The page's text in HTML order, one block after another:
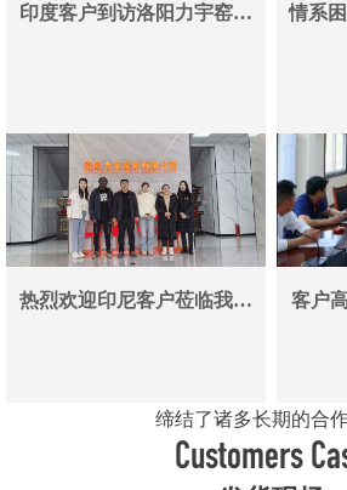
印度客户到访洛阳力宇窑炉
情系
热烈欢迎印尼客户莅临我司
客户
缔结了诸多长期的合
Customers